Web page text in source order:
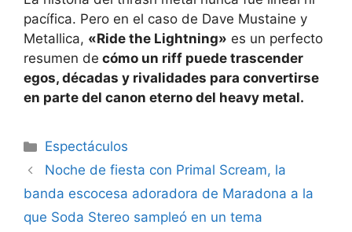
pacífica. Pero en el caso de Dave Mustaine y
Metallica, «Ride the Lightning» es un perfecto
resumen de cómo un riff puede trascender
egos, décadas y rivalidades para convertirse
en parte del canon eterno del heavy metal.
Espectáculos
Noche de fiesta con Primal Scream, la
banda escocesa adoradora de Maradona a la
que Soda Stereo sampleó en un tema